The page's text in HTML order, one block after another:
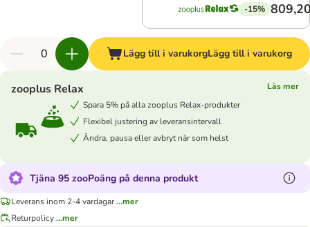
-15%
Lägg till i varukorgLägg till i varukorg
zooplus Relax
Läs mer
Spara 5% på alla zooplus Relax-produkter
Flexibel justering av leveransintervall
Ändra, pausa eller avbryt när som helst
Tjäna 95 zooPoäng på denna produkt
Leverans inom 2-4 vardagar...mer
Returpolicy...mer